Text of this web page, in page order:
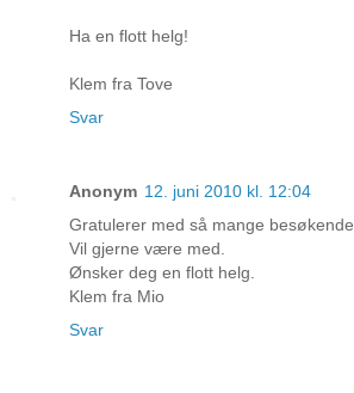
Ha en flott helg!
Klem fra Tove
Svar
Anonym 12. juni 2010 kl. 12:04
Gratulerer med så mange besøkende.
Vil gjerne være med.
Ønsker deg en flott helg.
Klem fra Mio
Svar